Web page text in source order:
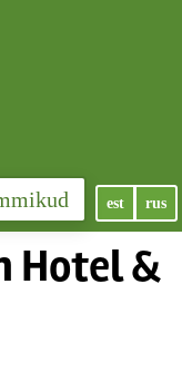
est rus
Hotel &